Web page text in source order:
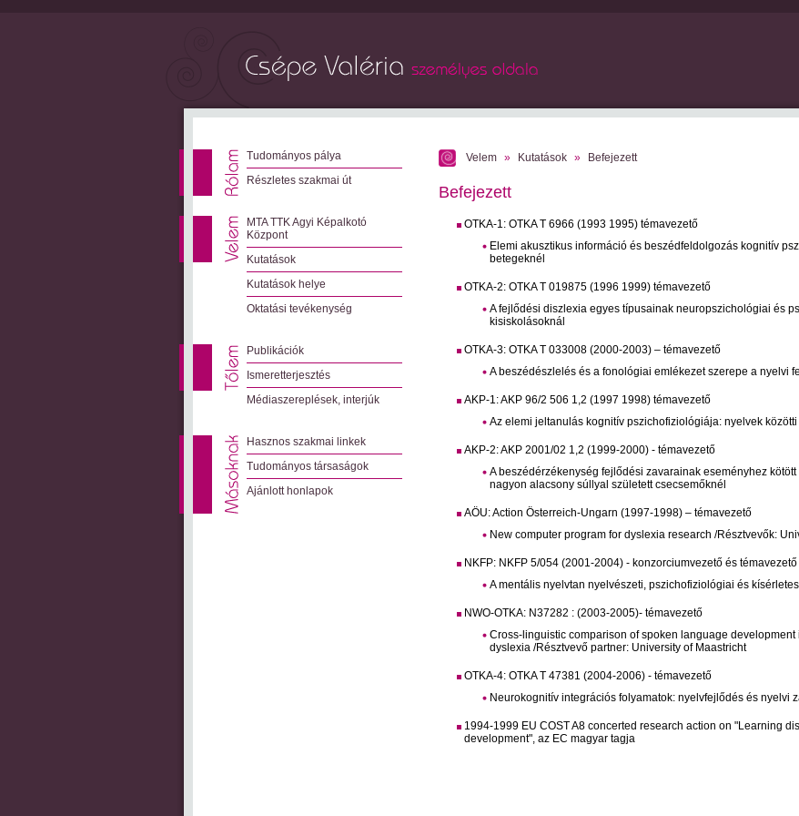
Tudományos pálya
Részletes szakmai út
MTA TTK Agyi Képalkotó
Központ
Kutatások
Kutatások helye
Oktatási tevékenység
Publikációk
Ismeretterjesztés
Médiaszereplések, interjúk
Hasznos szakmai linkek
Tudományos társaságok
Ajánlott honlapok
Velem » Kutatások » Befejezett
Befejezett
OTKA-1: OTKA T 6966 (1993 1995) témavezető
Elemi akusztikus információ és beszédfeldolgozás kognitív
betegeknél
OTKA-2: OTKA T 019875 (1996 1999) témavezető
A fejlődési diszlexia egyes típusainak neuropszichológiai és
kisiskolásoknál
OTKA-3: OTKA T 033008 (2000-2003) – témavezető
A beszédészlelés és a fonológiai emlékezet szerepe a nyelvi
AKP-1: AKP 96/2 506 1,2 (1997 1998) témavezető
Az elemi jeltanulás kognitív pszichofiziológiája: nyelvek
AKP-2: AKP 2001/02 1,2 (1999-2000) - témavezető
A beszédérzékenység fejlődési zavarainak eseményhez
nagyon alacsony súllyal született csecsemőknél
AÖU: Action Österreich-Ungarn (1997-1998) – témavezető
New computer program for dyslexia research /Résztvevők:
NKFP: NKFP 5/054 (2001-2004) - konzorciumvezető és témavezető
A mentális nyelvtan nyelvészeti, pszichofiziológiai és
NWO-OTKA: N37282 : (2003-2005)- témavezető
Cross-linguistic comparison of spoken language
dyslexia /Résztvevő partner: University of Maastricht
OTKA-4: OTKA T 47381 (2004-2006) - témavezető
Neurokognitív integrációs folyamatok: nyelvfejlődés és nyelvi
1994-1999 EU COST A8 concerted research action on "Learning
development", az EC magyar tagja